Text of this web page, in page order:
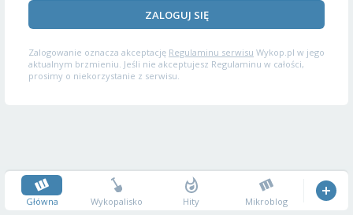
ZALOGUJ SIĘ
Zalogowanie oznacza akceptację Regulaminu serwisu Wykop.pl w jego
aktualnym brzmieniu. Jeśli nie akceptujesz Regulaminu w całości,
prosimy o niekorzystanie z serwisu.
Główna Wykopalisko Hity Mikroblog